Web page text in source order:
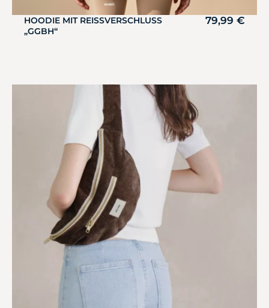
HOODIE MIT REISSVERSCHLUSS „
GGBH“
79,99 €